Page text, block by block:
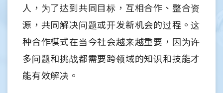
人，为了达到共同目标，互相合作、整合资
源，共同解决问题或开发新机会的过程。这
种合作模式在当今社会越来越重要，因为许
多问题和挑战都需要跨领域的知识和技能才
能有效解决。